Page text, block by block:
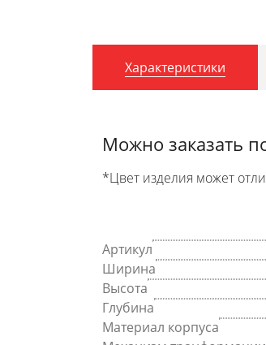
Характеристики
Можно заказать
*Цвет изделия может
Артикул
Ширина
Высота
Глубина
Материал корпуса